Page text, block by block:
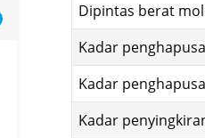
Dipintas berat
Kadar
Kadar
Kadar